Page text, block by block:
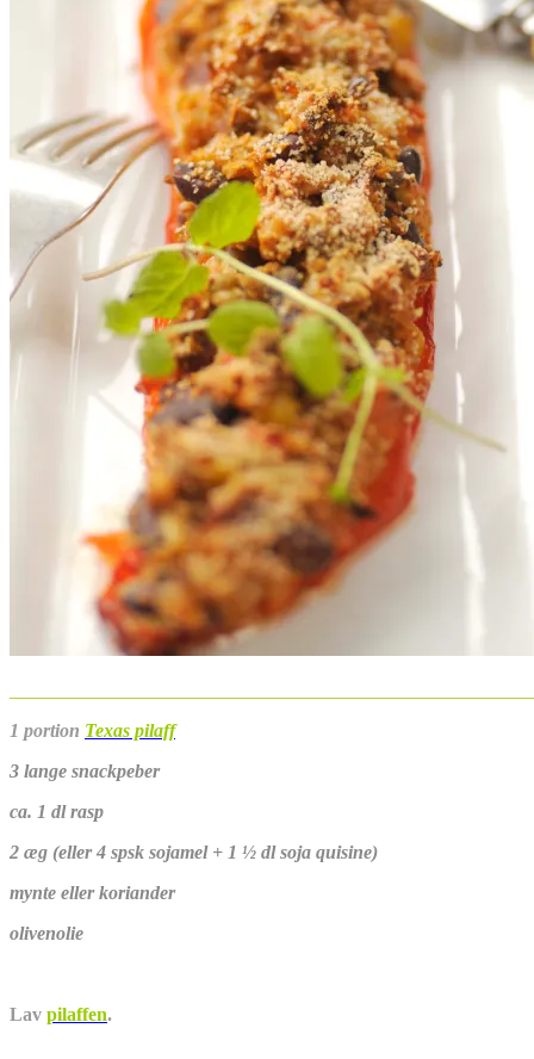
1 portion Texas pilaff
3 lange snackpeber
ca. 1 dl rasp
2 æg (eller 4 spsk sojamel + 1 ½ dl soja quisine)
mynte eller koriander
olivenolie
Lav pilaffen.